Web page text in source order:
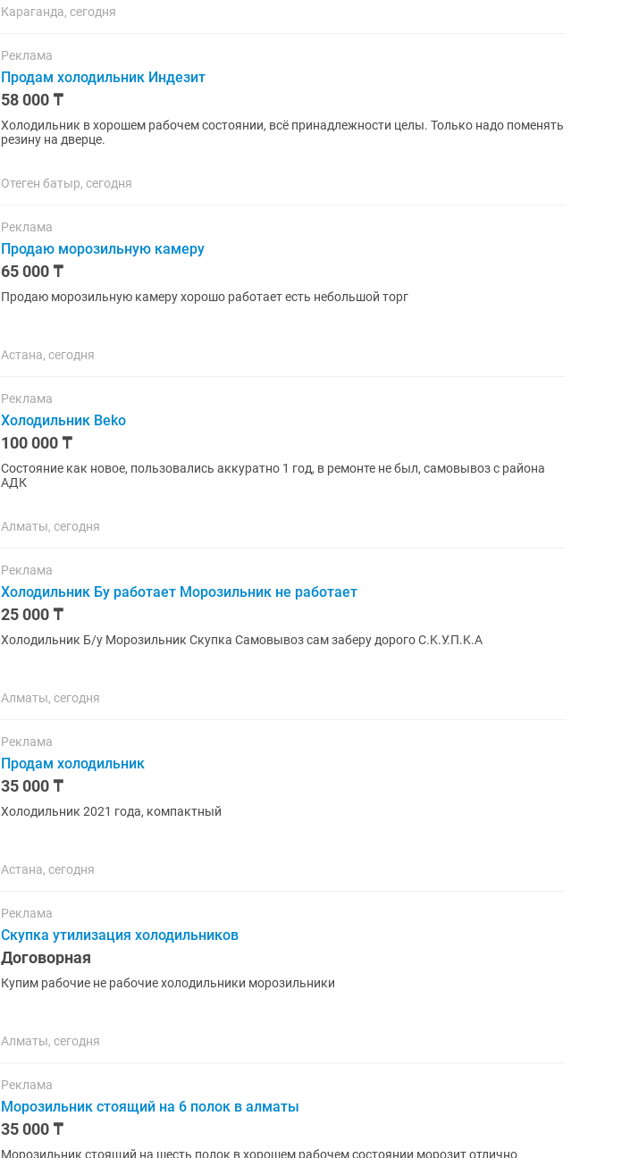
Караганда, сегодня
Реклама
Продам холодильник Индезит
58 000 ₸
Холодильник в хорошем рабочем состоянии, всё принадлежности целы. Только надо поменять
резину на дверце.
Отеген батыр, сегодня
Реклама
Продаю морозильную камеру
65 000 ₸
Продаю морозильную камеру хорошо работает есть небольшой торг
Астана, сегодня
Реклама
Холодильник Beko
100 000 ₸
Состояние как новое, пользовались аккуратно 1 год, в ремонте не был, самовывоз с района
АДК
Алматы, сегодня
Реклама
Холодильник Бу работает Морозильник не работает
25 000 ₸
Холодильник Б/у Морозильник Скупка Самовывоз сам заберу дорого C.K.У.П.K.A
Алматы, сегодня
Реклама
Продам холодильник
35 000 ₸
Холодильник 2021 года, компактный
Астана, сегодня
Реклама
Скупка утилизация холодильников
Договорная
Купим рабочие не рабочие холодильники морозильники
Алматы, сегодня
Реклама
Морозильник стоящий на 6 полок в алматы
35 000 ₸
Морозильник стоящий на шесть полок в хорошем рабочем состоянии морозит отлично